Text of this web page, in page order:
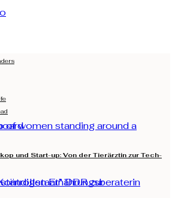
und Start-up: Von der Tierärztin zur Tech-